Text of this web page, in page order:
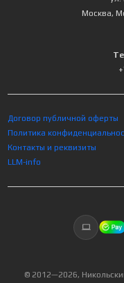
Москва,
Договор публичной оферты
Политика
Контакты и реквизиты
LLM-info
© 2012—2026,